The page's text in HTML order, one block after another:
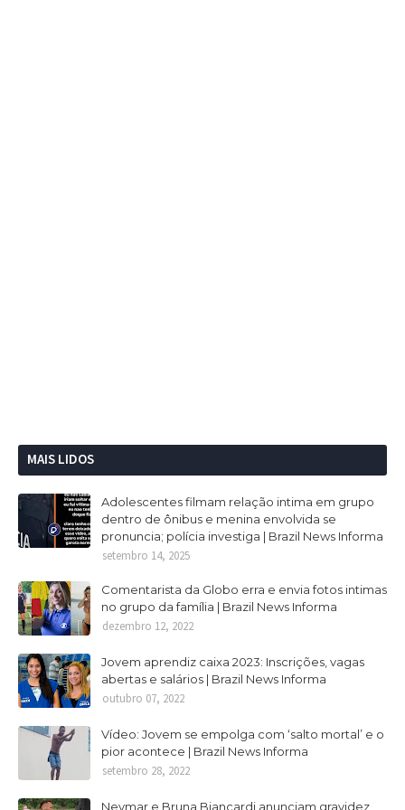
MAIS LIDOS
Adolescentes filmam relação intima em grupo
dentro de ônibus e menina envolvida se
pronuncia; polícia investiga | Brazil News Informa
setembro 14, 2025
Comentarista da Globo erra e envia fotos intimas
no grupo da família | Brazil News Informa
dezembro 12, 2022
Jovem aprendiz caixa 2023: Inscrições, vagas
abertas e salários | Brazil News Informa
outubro 07, 2022
Vídeo: Jovem se empolga com ‘salto mortal’ e o
pior acontece | Brazil News Informa
setembro 28, 2022
Neymar e Bruna Biancardi anunciam gravidez